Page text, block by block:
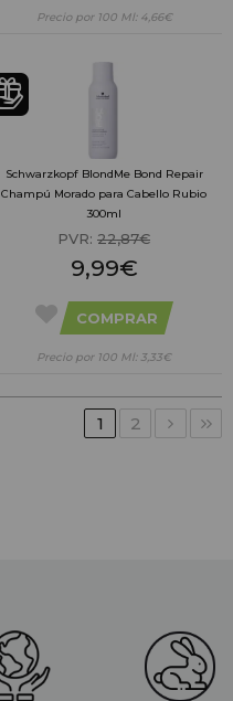
Precio por 100 Ml: 4,66€
Schwarzkopf BlondMe Bond Repair
Champú Morado para Cabello Rubio
300ml
PVR: 22,87€
9,99€
COMPRAR
Precio por 100 Ml: 3,33€
1 2